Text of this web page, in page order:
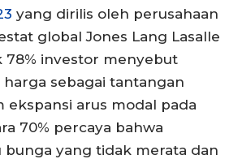
yang dirilis oleh perusahaan
global Jones Lang Lasalle
78% investor menyebut
sebagai tantangan
ekspansi arus modal pada
70% percaya bahwa
bunga yang tidak merata dan